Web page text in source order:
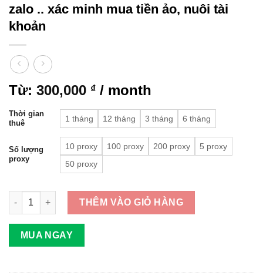
zalo .. xác minh mua tiền ảo, nuôi tài
khoản
Từ: 300,000 ₫ / month
Thời gian
thuê
1 tháng 12 tháng 3 tháng 6 tháng
Số lượng
proxy
10 proxy 100 proxy 200 proxy
5 proxy
50 proxy
Cung cấp gói Private Proxy Việt Nam HTTP Tốc Độ Cao
THÊM VÀO GIỎ HÀNG
MUA NGAY